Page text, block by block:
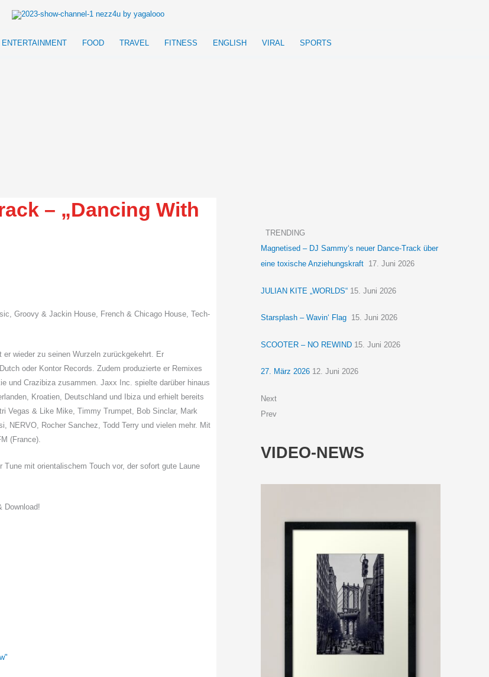
ENTERTAINMENT FOOD TRAVEL FITNESS ENGLISH VIRAL SPORTS
– „Dancing With
Groovy & Jackin House, French & Chicago House, Tech-
wieder zu seinen Wurzeln zurückgekehrt. Er
oder Kontor Records. Zudem produzierte er Remixes
und Crazibiza zusammen. Jaxx Inc. spielte darüber hinaus
Kroatien, Deutschland und Ibiza und erhielt bereits
Vegas & Like Mike, Timmy Trumpet, Bob Sinclar, Mark
NERVO, Rocher Sanchez, Todd Terry und vielen mehr. Mit
(France).
mit orientalischem Touch vor, der sofort gute Laune
Download!
TRENDING
Magnetised – DJ Sammy‘s neuer Dance-Track über
eine toxische Anziehungskraft 17. Juni 2026
JULIAN KITE „WORLDS“ 15. Juni 2026
Starsplash – Wavin‘ Flag 15. Juni 2026
SCOOTER – NO REWIND 15. Juni 2026
27. März 2026 12. Juni 2026
Next
Prev
VIDEO-NEWS